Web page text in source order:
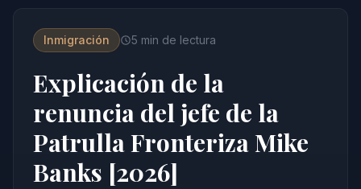
Inmigración 5 min de lectura
Explicación de la
renuncia del jefe de la
Patrulla Fronteriza Mike
Banks [2026]